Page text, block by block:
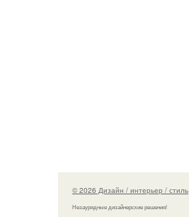
© 2026 Дизайн / интерьер / стиль
Незаурядные дизайнерские решения!